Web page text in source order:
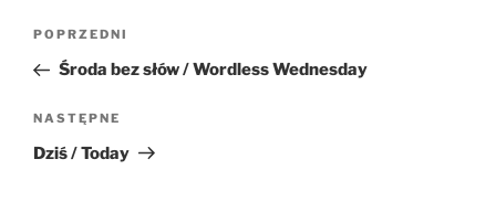
Nawigacja
wpisu
Poprzedni
wpis
POPRZEDNI
Środa bez słów / Wordless Wednesday
Następny
wpis
NASTĘPNE
Dziś / Today